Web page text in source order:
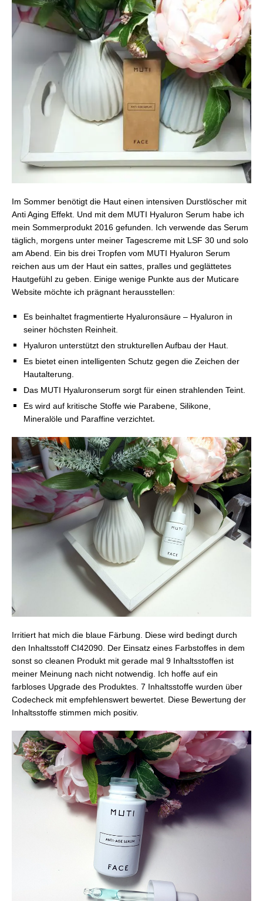
Im Sommer benötigt die Haut einen intensiven Durstlöscher mit
Anti Aging Effekt. Und mit dem MUTI Hyaluron Serum habe ich
mein Sommerprodukt 2016 gefunden. Ich verwende das Serum
täglich, morgens unter meiner Tagescreme mit LSF 30 und solo
am Abend. Ein bis drei Tropfen vom MUTI Hyaluron Serum
reichen aus um der Haut ein sattes, pralles und geglättetes
Hautgefühl zu geben. Einige wenige Punkte aus der Muticare
Website möchte ich prägnant herausstellen:
Es beinhaltet fragmentierte Hyaluronsäure – Hyaluron in
seiner höchsten Reinheit.
Hyaluron unterstützt den strukturellen Aufbau der Haut.
Es bietet einen intelligenten Schutz gegen die Zeichen der
Hautalterung.
Das MUTI Hyaluronserum sorgt für einen strahlenden Teint.
Es wird auf kritische Stoffe wie Parabene, Silikone,
Mineralöle und Paraffine verzichtet.
Irritiert hat mich die blaue Färbung. Diese wird bedingt durch
den Inhaltsstoff CI42090. Der Einsatz eines Farbstoffes in dem
sonst so cleanen Produkt mit gerade mal 9 Inhaltsstoffen ist
meiner Meinung nach nicht notwendig. Ich hoffe auf ein
farbloses Upgrade des Produktes. 7 Inhaltsstoffe wurden über
Codecheck mit empfehlenswert bewertet. Diese Bewertung der
Inhaltsstoffe stimmen mich positiv.